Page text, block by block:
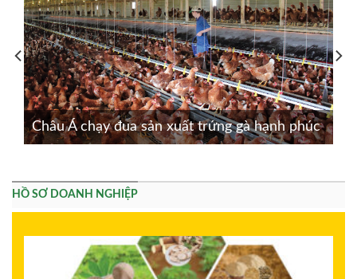
Châu Á chạy đua sản xuất trứng gà hạnh phúc
HỒ SƠ DOANH NGHIỆP